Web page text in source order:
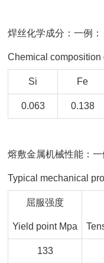
焊丝化学成分：一例：
Chemical composition
Si Fe
0.063 0.138
熔敷金属机械性能：一
Typical mechanical
屈服强度
Yield point Mpa
133